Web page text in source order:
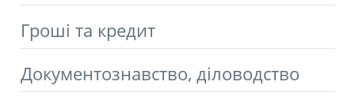
Гроші та кредит
Документознавство, діловодство